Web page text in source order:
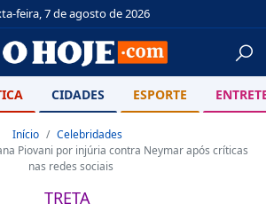
feira, 7 de agosto de 2026
CIDADES ESPORTE
Início
Celebridades
Piovani por injúria contra Neymar após críticas
nas redes sociais
TRETA